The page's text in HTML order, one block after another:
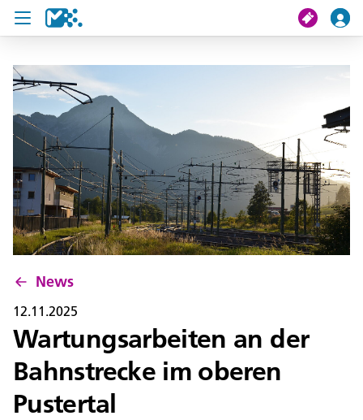
Suche
Meine Fahrt
Tickets
U19 Pass
News
Projekte
Service und Kontakt
News
12.11.2025
Wartungsarbeiten an der
Bahnstrecke im oberen
Pustertal